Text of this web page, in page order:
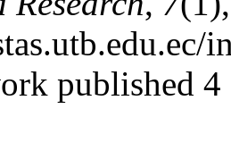
published 4